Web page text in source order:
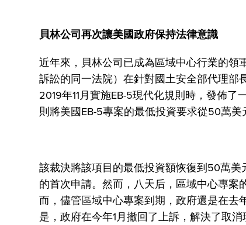
貝林公司再次讓美國政府保持法律意識
近年來，貝林公司已成為區域中心行業的
訴訟的同一法院）在針對國土安全部代理
2019年11月實施EB-5現代化規則時，發佈
則將美國EB-5專案的最低投資要求從50萬美
該裁決將該項目的最低投資額恢復到50萬
的首次申請。然而，八天后，區域中心專案
而，儘管區域中心專案到期，政府還是在
是，政府在今年1月撤回了上訴，解決了取